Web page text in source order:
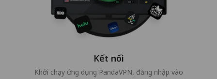
Kết nối
Khởi chạy ứng dụng PandaVPN, đăng nhập vào